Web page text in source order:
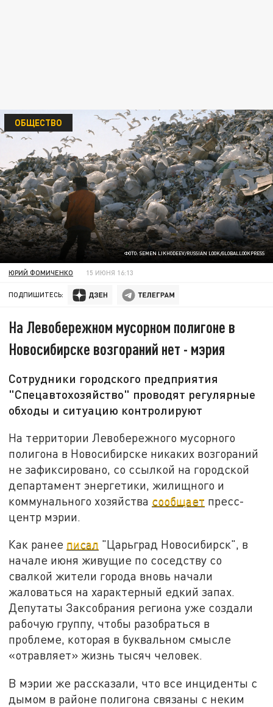
ФОТО: SEMEN LIKHODEEV/RUSSIAN LOOK/GLOBALLOOKPRESS
ОБЩЕСТВО
ЮРИЙ ФОМИЧЕНКО 15 ИЮНЯ 16:13
ПОДПИШИТЕСЬ:
На Левобережном мусорном полигоне в
Новосибирске возгораний нет - мэрия
Сотрудники городского предприятия
"Спецавтохозяйство" проводят регулярные
обходы и ситуацию контролируют
На территории Левобережного мусорного
полигона в Новосибирске никаких возгораний
не зафиксировано, со ссылкой на городской
департамент энергетики, жилищного и
коммунального хозяйства сообщает пресс-
центр мэрии.
Как ранее писал "Царьград Новосибирск", в
начале июня живущие по соседству со
свалкой жители города вновь начали
жаловаться на характерный едкий запах.
Депутаты Заксобрания региона уже создали
рабочую группу, чтобы разобраться в
проблеме, которая в буквальном смысле
«отравляет» жизнь тысяч человек.
В мэрии же рассказали, что все инциденты с
дымом в районе полигона связаны с неким